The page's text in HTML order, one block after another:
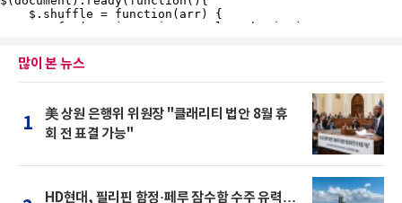
많이 본 뉴스
1
美 상원 은행위 위원장 "클래리티 법안 8월 휴
회 전 표결 가능"
HD현대, 필리핀 함정·페루 잠수함 수주 유력…